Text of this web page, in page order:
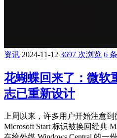
资讯 2024-11-12 3697 次浏览 6
花蝴蝶回来了：微软
志已重新设计
上周以来，许多用户开始注意
Microsoft Start 标识被换回经典